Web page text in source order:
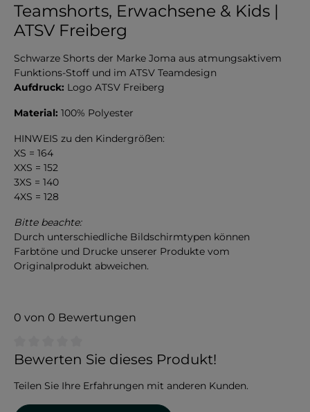
Teamshorts, Erwachsene & Kids |
ATSV Freiberg
Schwarze Shorts der Marke Joma aus atmungsaktivem
Funktions-Stoff und im ATSV Teamdesign
Aufdruck: Logo ATSV Freiberg
Material: 100% Polyester
HINWEIS zu den Kindergrößen:
XS = 164
XXS = 152
3XS = 140
4XS = 128
Bitte beachte:
Durch unterschiedliche Bildschirmtypen können
Farbtöne und Drucke unserer Produkte vom
Originalprodukt abweichen.
0 von 0 Bewertungen
Durchschnittliche Bewertung von 0 von 5 Sternen
Bewerten Sie dieses Produkt!
Teilen Sie Ihre Erfahrungen mit anderen Kunden.